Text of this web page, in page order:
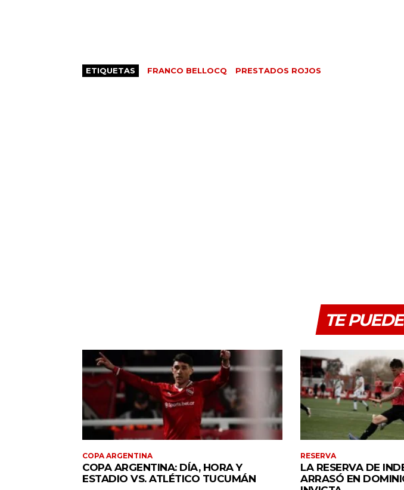
ETIQUETAS FRANCO BELLOCQ PRESTADOS ROJOS
TE
COPA ARGENTINA
COPA ARGENTINA: DÍA, HORA Y
ESTADIO VS. ATLÉTICO TUCUMÁN
RESERVA
LA RESERVA DE
ARRASÓ EN